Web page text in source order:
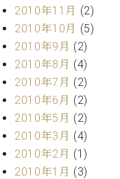
2010年11月 (2)
2010年10月 (5)
2010年9月 (2)
2010年8月 (4)
2010年7月 (2)
2010年6月 (2)
2010年5月 (2)
2010年3月 (4)
2010年2月 (1)
2010年1月 (3)